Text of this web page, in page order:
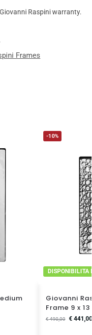
Raspini warranty.
Frames
-10%
DISPONIBILITA
Giovanni
Frame 9 x
€490,00 €441,00